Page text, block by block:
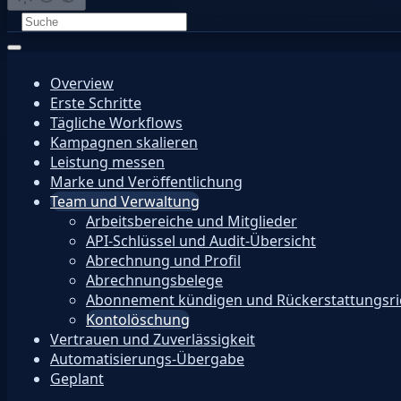
Overview
Erste Schritte
Tägliche Workflows
Kampagnen skalieren
Leistung messen
Marke und Veröffentlichung
Team und Verwaltung
Arbeitsbereiche und Mitglieder
API-Schlüssel und Audit-Übersicht
Abrechnung und Profil
Abrechnungsbelege
Abonnement kündigen und
Kontolöschung
Vertrauen und Zuverlässigkeit
Automatisierungs-Übergabe
Geplant